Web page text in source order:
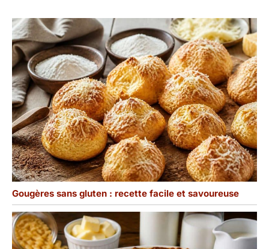
Gougères sans gluten : recette facile et savoureuse